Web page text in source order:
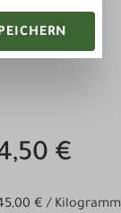
€
€ / Kilogramm